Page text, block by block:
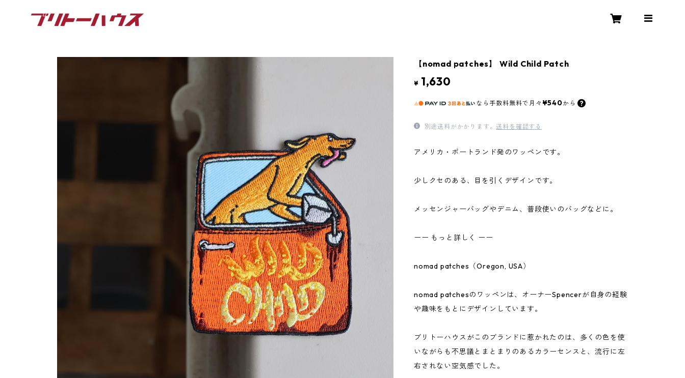
【nomad patches】 Wild Child Patch
¥ 1,630
なら 手数料無料で 月々 ¥540から
別途送料がかかります。送料を確認する
アメリカ・ポートランド発のワッペンです。
少しクセのある、目を引くデザインです。
メッセンジャーバッグやデニム、普段使いのバッグなどに。
ーー もっと詳しく ーー
nomad patches（Oregon, USA）
nomad patchesのワッペンは、オーナーSpencerが自身の経験
や趣味をもとにデザインしています。
ブリトーハウスがこのブランドに惹かれたのは、多くの色を使
いながらも不思議とまとまりのあるカラーセンスと、流行に左
右されない空気感でした。